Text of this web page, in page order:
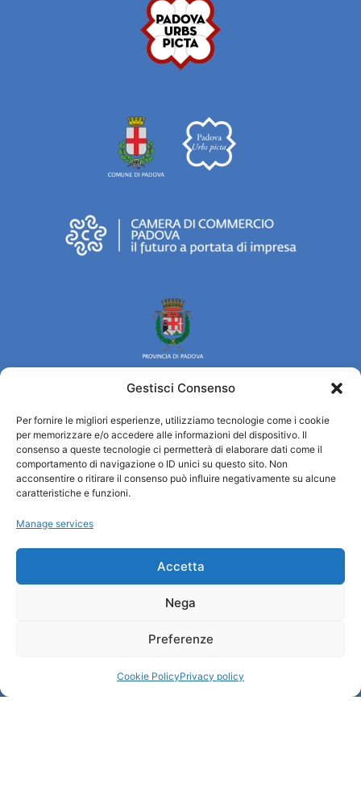
Gestisci Consenso
Per fornire le migliori esperienze, utilizziamo tecnologie come i cookie
per memorizzare e/o accedere alle informazioni del dispositivo. Il
consenso a queste tecnologie ci permetterà di elaborare dati come il
comportamento di navigazione o ID unici su questo sito. Non
acconsentire o ritirare il consenso può influire negativamente su alcune
caratteristiche e funzioni.
Manage services
Accetta
Nega
Preferenze
Cookie PolicyPrivacy policy
Turismo Padova
Qui sommes-nous ?
Information et accueil des tourist / IAT
Cookie Policy (UE)